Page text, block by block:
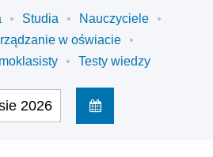
Studia
Nauczyciele
w oświacie
Testy wiedzy
2026